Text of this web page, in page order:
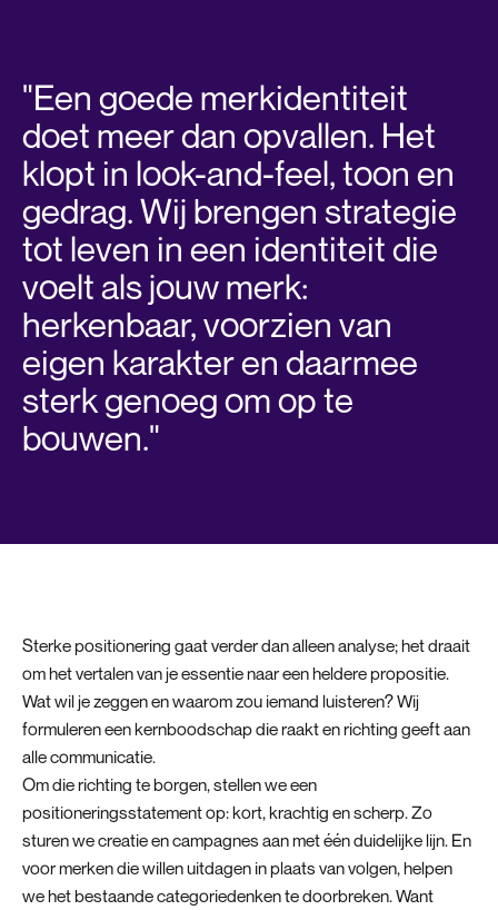
"Een goede merkidentiteit
doet meer dan opvallen. Het
klopt in look-and-feel, toon en
gedrag. Wij brengen strategie
tot leven in een identiteit die
voelt als jouw merk:
herkenbaar, voorzien van
eigen karakter en daarmee
sterk genoeg om op te
bouwen."
Sterke positionering gaat verder dan alleen analyse; het draait
om het vertalen van je essentie naar een heldere propositie.
Wat wil je zeggen en waarom zou iemand luisteren? Wij
formuleren een kernboodschap die raakt en richting geeft aan
alle communicatie.
Om die richting te borgen, stellen we een
positioneringsstatement op: kort, krachtig en scherp. Zo
sturen we creatie en campagnes aan met één duidelijke lijn. En
voor merken die willen uitdagen in plaats van volgen, helpen
we het bestaande categoriedenken te doorbreken. Want